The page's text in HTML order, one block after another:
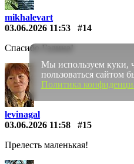
mikhalevart
03.06.2026 11:53
#14
Спасибо Галина!
levinagal
03.06.2026 11:58
#15
Прелесть маленькая!
Мы используем куки,
пользоваться сайтом
Политика